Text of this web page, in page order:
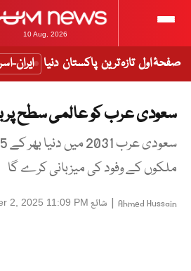
10 Aug, 2026
صفحۂ اول تازہ ترین پاکستان دنیا ایران-
سعودی عرب کو عالمی سطح پر
ملکوں کے وفود کی میزبانی کرے گا
Ahmed Hussain
| شائع 2, 2025 11:09 PM